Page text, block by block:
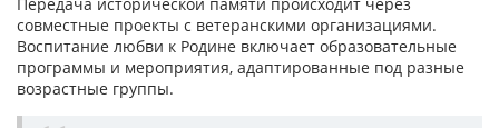
совместные проекты с ветеранскими организациями.
Воспитание любви к Родине включает образовательные
программы и мероприятия, адаптированные под разные
возрастные группы.